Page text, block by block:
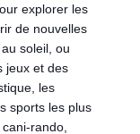
explorer les
de nouvelles
soleil, ou
jeux et des
les
sports les plus
rando,